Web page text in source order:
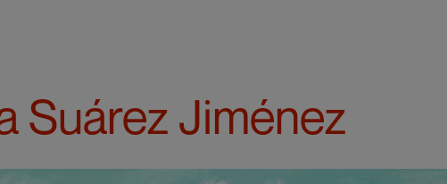
Suárez Jiménez